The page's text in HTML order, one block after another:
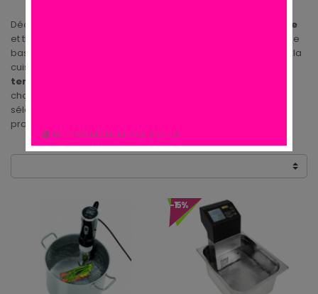
Découvrez notre sélection
d'appareil de cuisson sous vide
et thermoplongeurs.Equipement indispensable pour la cuisine
basse température, cherchez ici votre thermoplongeur pour la
cuisine sous vide mais aussi votre
température
choisis pour leur raport qualité prix. Ainsi vous pourrez
sélectionner votre Thermoplongeur moins chez cuisine des
pros !!
-15%
NE PLUS MONTRER CE POPUP.